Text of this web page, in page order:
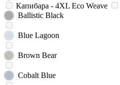
Капибара - 4XL Eco Weave
Ballistic Black
Blue Lagoon
Brown Bear
Cobalt Blue